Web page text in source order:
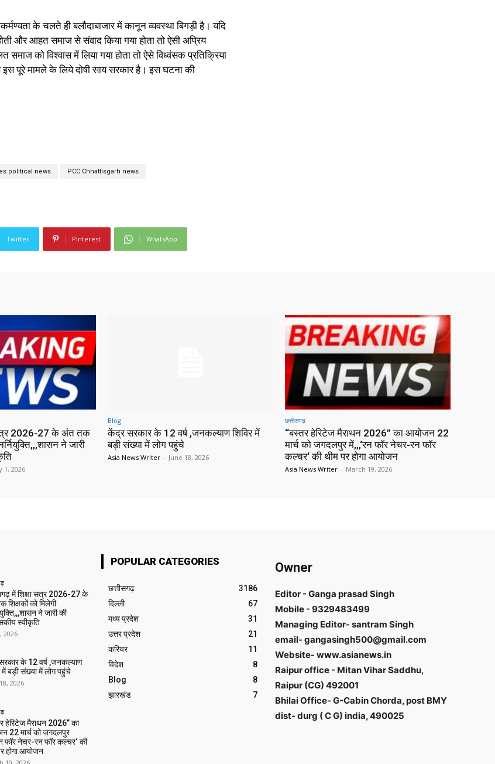
के चलते ही बलौदाबाजार में कानून व्यवस्था बिगड़ी है। यदि
और आहत समाज से संवाद किया गया होता तो ऐसी अप्रिय
समाज को विश्वास में लिया गया होता तो ऐसे विध्वंसक प्रतिक्रिया
पूरे मामले के लिये दोषी साय सरकार है। इस घटना की
political news PCC Chhattisgarh news
Twitter Pinterest WhatsApp
सत्र 2026-27 के अंत तक
ने जारी
1, 2026
Blog
केंद्र सरकार के 12 वर्ष ,जनकल्याण शिविर में
बड़ी संख्या में लोग पहुंचे
Asia News Writer - June 18, 2026
छत्तीसगढ़
“बस्तर हेरिटेज मैराथन 2026” का आयोजन 22
मार्च को जगदलपुर में,,,‘रन फॉर नेचर-रन फॉर
कल्चर‘ की थीम पर होगा आयोजन
Asia News Writer - March 19, 2026
में शिक्षा सत्र 2026-27 के
शिक्षकों को मिलेगी
ने जारी की
स्वीकृति
2026
के 12 वर्ष ,जनकल्याण
में बड़ी संख्या में लोग पहुंचे
2026
हेरिटेज मैराथन 2026” का
22 मार्च को जगदलपुर
फॉर नेचर-रन फॉर कल्चर‘ की
होगा आयोजन
POPULAR CATEGORIES
छत्तीसगढ़
3186
दिल्ली
67
मध्य प्रदेश
31
उत्तर प्रदेश
21
करियर
11
विदेश
8
Blog
8
झारखंड
7
Owner
Editor - Ganga prasad Singh
Mobile - 9329483499
Managing Editor- santram Singh
email- gangasingh500@gmail.com
Website- www.asianews.in
Raipur office - Mitan Vihar Saddhu,
Raipur (CG) 492001
Bhilai Office- G-Cabin Chorda, post BMY
dist- durg ( C G) india, 490025